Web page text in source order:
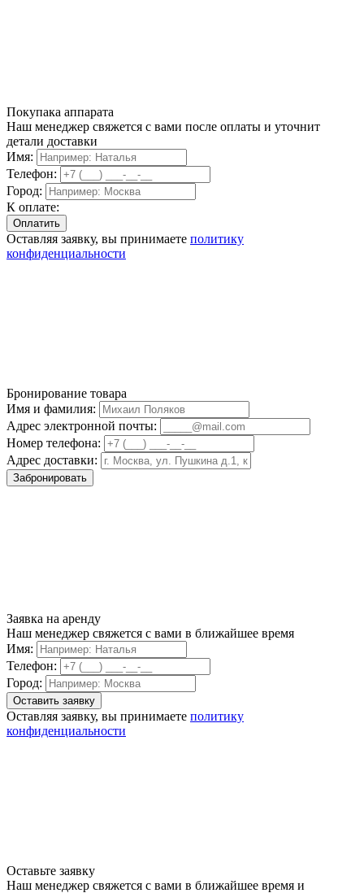
Покупака аппарата
Наш менеджер свяжется с вами после оплаты и уточнит
детали доставки
Имя:
Телефон:
Город:
К оплате:
Оставляя заявку, вы принимаете политику
конфиденциальности
Бронирование товара
Имя и фамилия:
Адрес электронной почты:
Номер телефона:
Адрес доставки:
Забронировать
Заявка на аренду
Наш менеджер свяжется с вами в ближайшее время
Имя:
Телефон:
Город:
Оставляя заявку, вы принимаете политику
конфиденциальности
Оставьте заявку
Наш менеджер свяжется с вами в ближайшее время и